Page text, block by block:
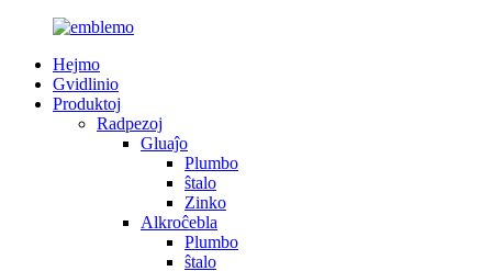
Hejmo
Gvidlinio
Produktoj
Radpezoj
Gluaĵo
Plumbo
ŝtalo
Zinko
Alkroĉebla
Plumbo
ŝtalo